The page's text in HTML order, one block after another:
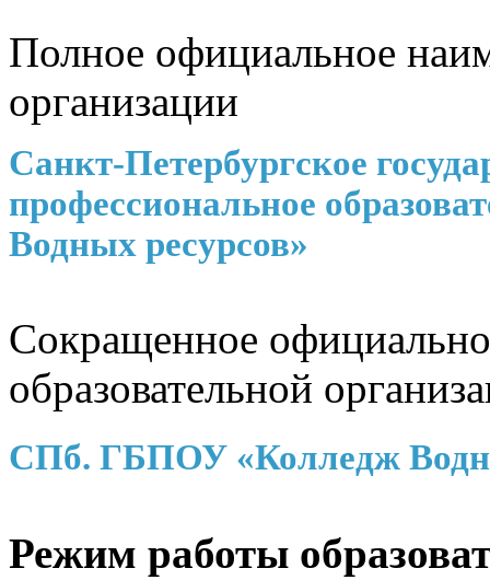
Полное официальное
организации
Санкт-Петербургское
профессиональное
Водных ресурсов»
Сокращенное
образовательной
СПб. ГБПОУ «Колледж
Режим работы